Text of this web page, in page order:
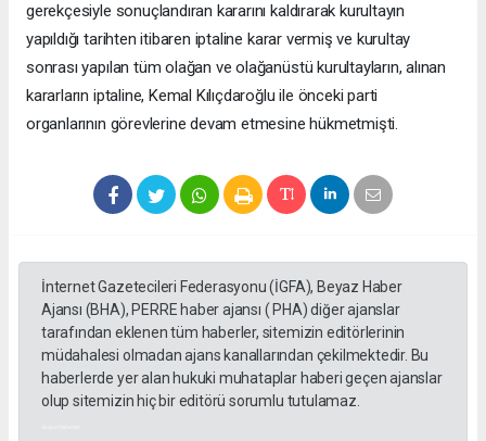
gerekçesiyle sonuçlandıran kararını kaldırarak kurultayın
yapıldığı tarihten itibaren iptaline karar vermiş ve kurultay
sonrası yapılan tüm olağan ve olağanüstü kurultayların, alınan
kararların iptaline, Kemal Kılıçdaroğlu ile önceki parti
organlarının görevlerine devam etmesine hükmetmişti.
İnternet Gazetecileri Federasyonu (İGFA), Beyaz Haber
Ajansı (BHA), PERRE haber ajansı ( PHA) diğer ajanslar
tarafından eklenen tüm haberler, sitemizin editörlerinin
müdahalesi olmadan ajans kanallarından çekilmektedir. Bu
haberlerde yer alan hukuki muhataplar haberi geçen ajanslar
olup sitemizin hiç bir editörü sorumlu tutulamaz.